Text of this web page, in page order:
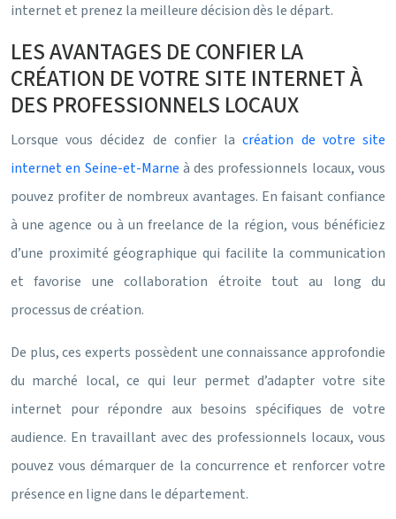
internet et prenez la meilleure décision dès le départ.
LES AVANTAGES DE CONFIER LA
CRÉATION DE VOTRE SITE INTERNET À
DES PROFESSIONNELS LOCAUX
Lorsque vous décidez de confier lacréation de votre site
internet en Seine-et-Marne à des professionnels locaux, vous
pouvez profiter de nombreux avantages. En faisant confiance
à une agence ou à un freelance de la région, vous bénéficiez
d’une proximité géographique qui facilite la communication
et favorise une collaboration étroite tout au long du
processus de création.
De plus, ces experts possèdent une connaissance approfondie
du marché local, ce qui leur permet d’adapter votre site
internet pour répondre aux besoins spécifiques de votre
audience. En travaillant avec des professionnels locaux, vous
pouvez vous démarquer de la concurrence et renforcer votre
présence en ligne dans le département.